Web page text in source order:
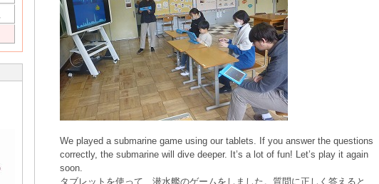
We played a submarine game using our tablets. If you answer the questions
correctly, the submarine will dive deeper. It’s a lot of fun! Let’s play it again
soon.
タブレットを使って、潜水艦のゲームをしました。質問に正しく答えると、